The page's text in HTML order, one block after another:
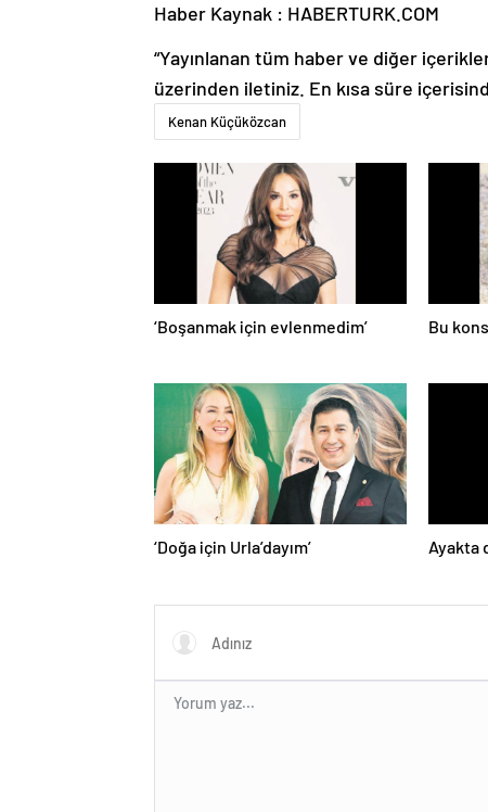
Haber Kaynak : HABERTURK.COM
“Yayınlanan tüm haber ve diğer
üzerinden iletiniz. En kısa süre
Kenan Küçüközcan
‘Boşanmak için evlenmedim’ Bu
‘Doğa için Urla’dayım’ Ayakta